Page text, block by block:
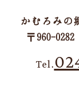
かむろみ
〒960-
Tel.